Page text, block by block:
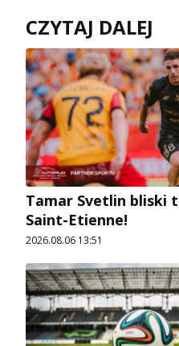
CZYTAJ DALEJ
Tamar Svetlin bliski
Saint-Etienne!
2026.08.06 13:51